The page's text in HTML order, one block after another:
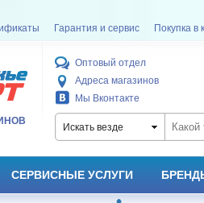
Гарантия и сервис Покупка в
Оптовый отдел
Адреса магазинов
Мы Вконтакте
Искать везде
СЕРВИСНЫЕ УСЛУГИ